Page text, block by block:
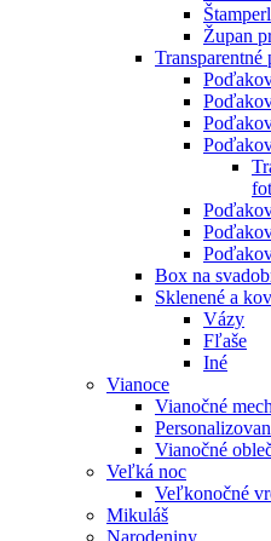
Župan
Transparentné
Box na
Sklenené a
Vázy
Fľaše
Iné
Vianoce
Vianočné
Vianočné
Veľká noc
Veľkonočné
Mikuláš
Narodeniny